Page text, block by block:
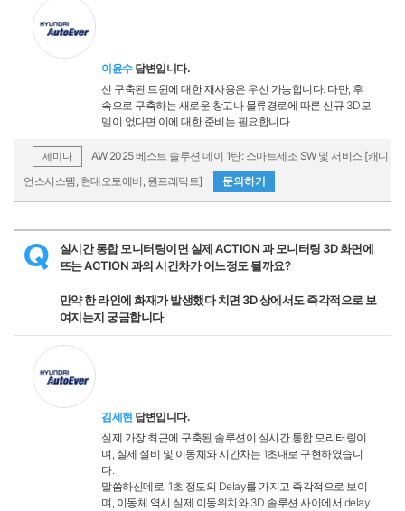
이윤수답변입니다.
선 구축된 트윈에 대한 재사용은 우선 가능합니다. 다만, 후
속으로 구축하는 새로운 창고나 물류경로에 따른 신규 3D모
델이 없다면 이에 대한 준비는 필요합니다.
세미나
AW 2025 베스트 솔루션 데이 1탄: 스마트제조 SW 및 서비스 [캐디
언스시스템, 현대오토에버, 원프레딕트]
문의하기
Q
실시간 통합 모니터링이면 실제 ACTION 과 모니터링 3D 화면에
뜨는 ACTION 과의 시간차가 어느정도 될까요?
만약 한 라인에 화재가 발생했다 치면 3D 상에서도 즉각적으로 보
여지는지 궁금합니다
김세현 답변입니다.
실제 가장 최근에 구축된 솔루션이 실시간 통합 모리터링이
며, 실제 설비 및 이동체와 시간차는 1초내로 구현하였습니
다.
말씀하신데로, 1초 정도의 Delay를 가지고 즉각적으로 보이
며, 이동체 역시 실제 이동위치와 3D 솔루션 사이에서 delay